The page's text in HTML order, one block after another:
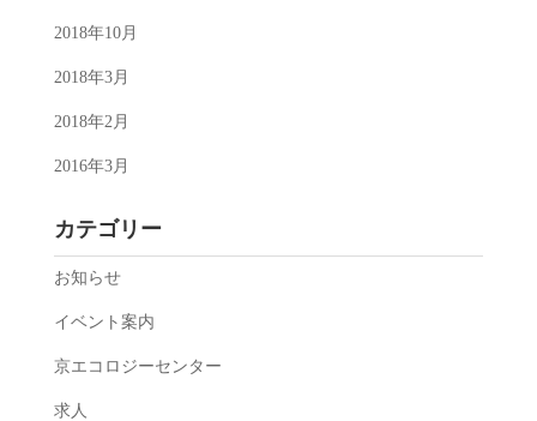
2018年10月
2018年3月
2018年2月
2016年3月
カテゴリー
お知らせ
イベント案内
京エコロジーセンター
求人